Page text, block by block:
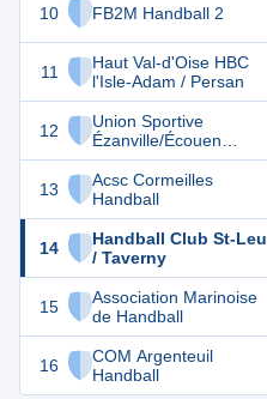
10 FB2M Handball 2
11
Haut Val-d'Oise HBC
l'Isle-Adam / Persan
12
Union Sportive
Ézanville/Écouen
Handball
13
Acsc Cormeilles
Handball
14
Handball Club St-Leu
/ Taverny
15
Association Marinoise
de Handball
16
COM Argenteuil
Handball
1
1
1 1
1 1